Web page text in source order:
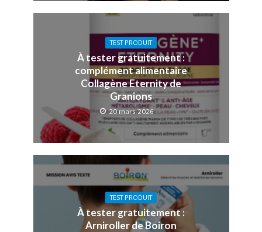
TEST PRODUIT
À tester gratuitement :
complément alimentaire
Collagène Eternity de
Granions
20 mars 2026
TEST PRODUIT
À tester gratuitement :
Arniroller de Boiron